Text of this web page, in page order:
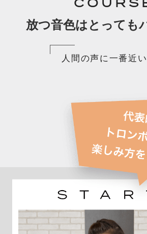
放つ音色はとっても
人間の声に一番近